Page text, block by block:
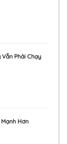
Phải Chạy
Hơn